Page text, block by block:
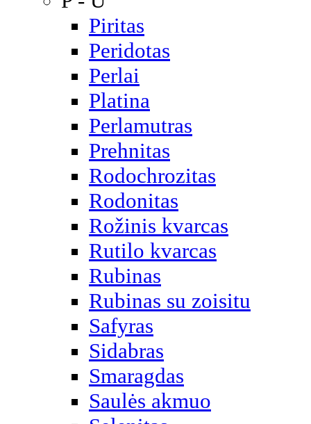
Piritas
Peridotas
Perlai
Platina
Perlamutras
Prehnitas
Rodochrozitas
Rodonitas
Rožinis kvarcas
Rutilo kvarcas
Rubinas
Rubinas su zoisitu
Safyras
Sidabras
Smaragdas
Saulės akmuo